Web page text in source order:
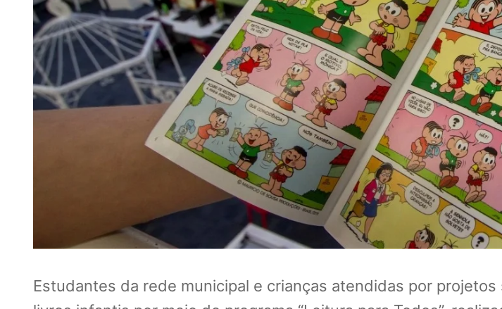
Estudantes da rede municipal e crianças atendidas por